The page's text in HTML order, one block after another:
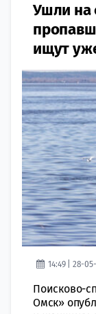
Ушли на
ищут
14:49 | 28-
Поисково-
Омск»